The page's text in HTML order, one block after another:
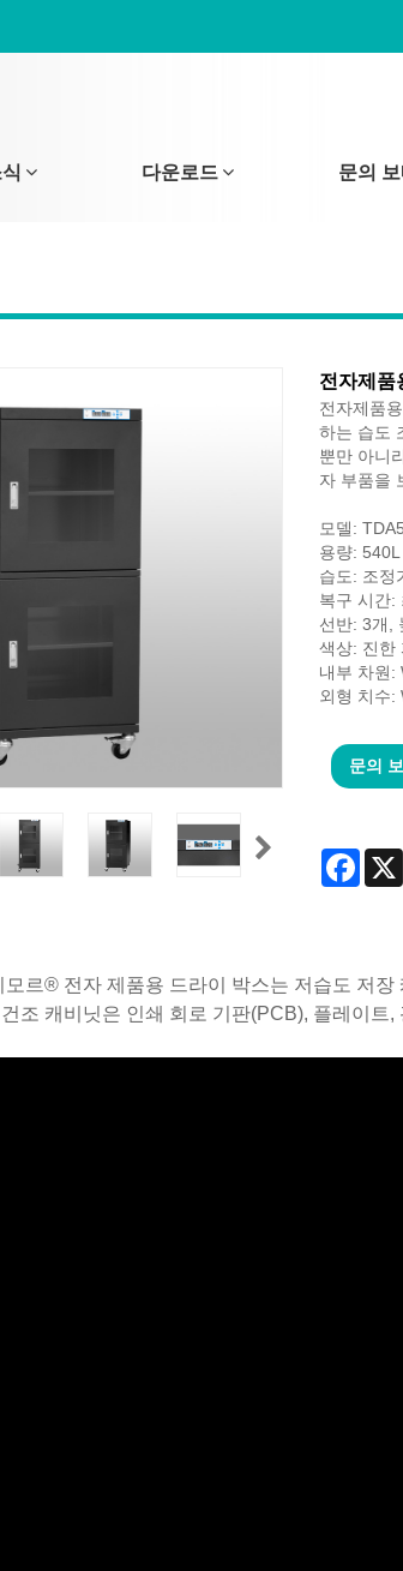
다운로드 문의 보
전자제품
전자제품
하는 습도
뿐만 아니
자 부품을
모델:
용량: 540L
습도: 조정
복구 시간:
선반: 3개,
색상: 진한
내부 차원:
외형 치수:
문의
모르® 전자 제품용 드라이 박스는 저습도 저
조 캐비닛은 인쇄 회로 기판(PCB), 플레이트